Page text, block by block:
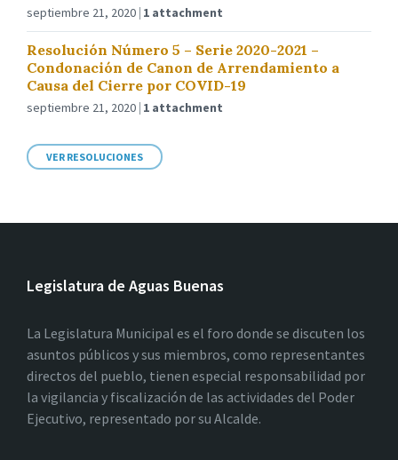
septiembre 21, 2020 1 attachment
Resolución Número 5 – Serie 2020-2021 –
Condonación de Canon de Arrendamiento a
Causa del Cierre por COVID-19
septiembre 21, 2020 1 attachment
VER RESOLUCIONES
Legislatura de Aguas Buenas
La Legislatura Municipal es el foro donde se discuten los
asuntos públicos y sus miembros, como representantes
directos del pueblo, tienen especial responsabilidad por
la vigilancia y fiscalización de las actividades del Poder
Ejecutivo, representado por su Alcalde.